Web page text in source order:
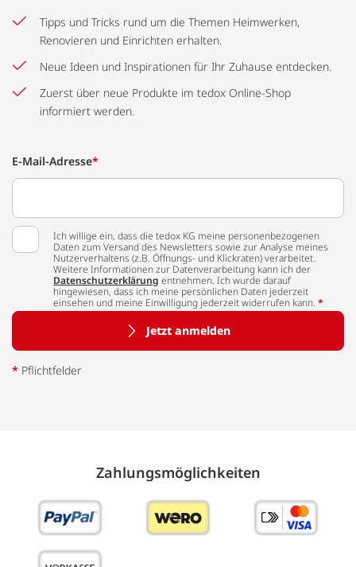
Tipps und Tricks rund um die Themen Heimwerken,
Renovieren und Einrichten erhalten.
Neue Ideen und Inspirationen für Ihr Zuhause entdecken.
Zuerst über neue Produkte im tedox Online-Shop
informiert werden.
E-Mail-Adresse*
Ich willige ein, dass die tedox KG meine personenbezogenen
Daten zum Versand des Newsletters sowie zur Analyse meines
Nutzerverhaltens (z.B. Öffnungs- und Klickraten) verarbeitet.
Weitere Informationen zur Datenverarbeitung kann ich der
Datenschutzerklärung entnehmen. Ich wurde darauf
hingewiesen, dass ich meine persönlichen Daten jederzeit
einsehen und meine Einwilligung jederzeit widerrufen kann. *
Jetzt anmelden
* Pflichtfelder
Zahlungs­möglich­keiten